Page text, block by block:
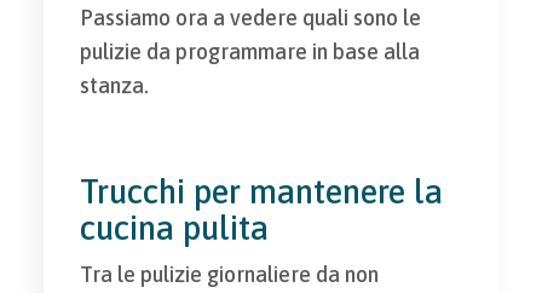
Passiamo ora a vedere quali sono le
pulizie da programmare in base alla
stanza.
Trucchi per mantenere la
cucina pulita
Tra le pulizie giornaliere da non